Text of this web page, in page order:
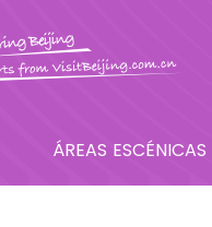
ÁREAS ESCÉNICAS